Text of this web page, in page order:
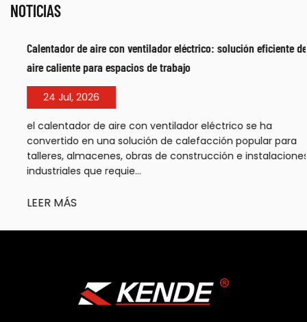
NOTICIAS
Calentador de aire con ventilador eléctrico: solución eficiente de
aire caliente para espacios de trabajo
24 Jul, 2026
el calentador de aire con ventilador eléctrico se ha
convertido en una solución de calefacción popular para
talleres, almacenes, obras de construcción e instalaciones
industriales que requie...
LEER MÁS